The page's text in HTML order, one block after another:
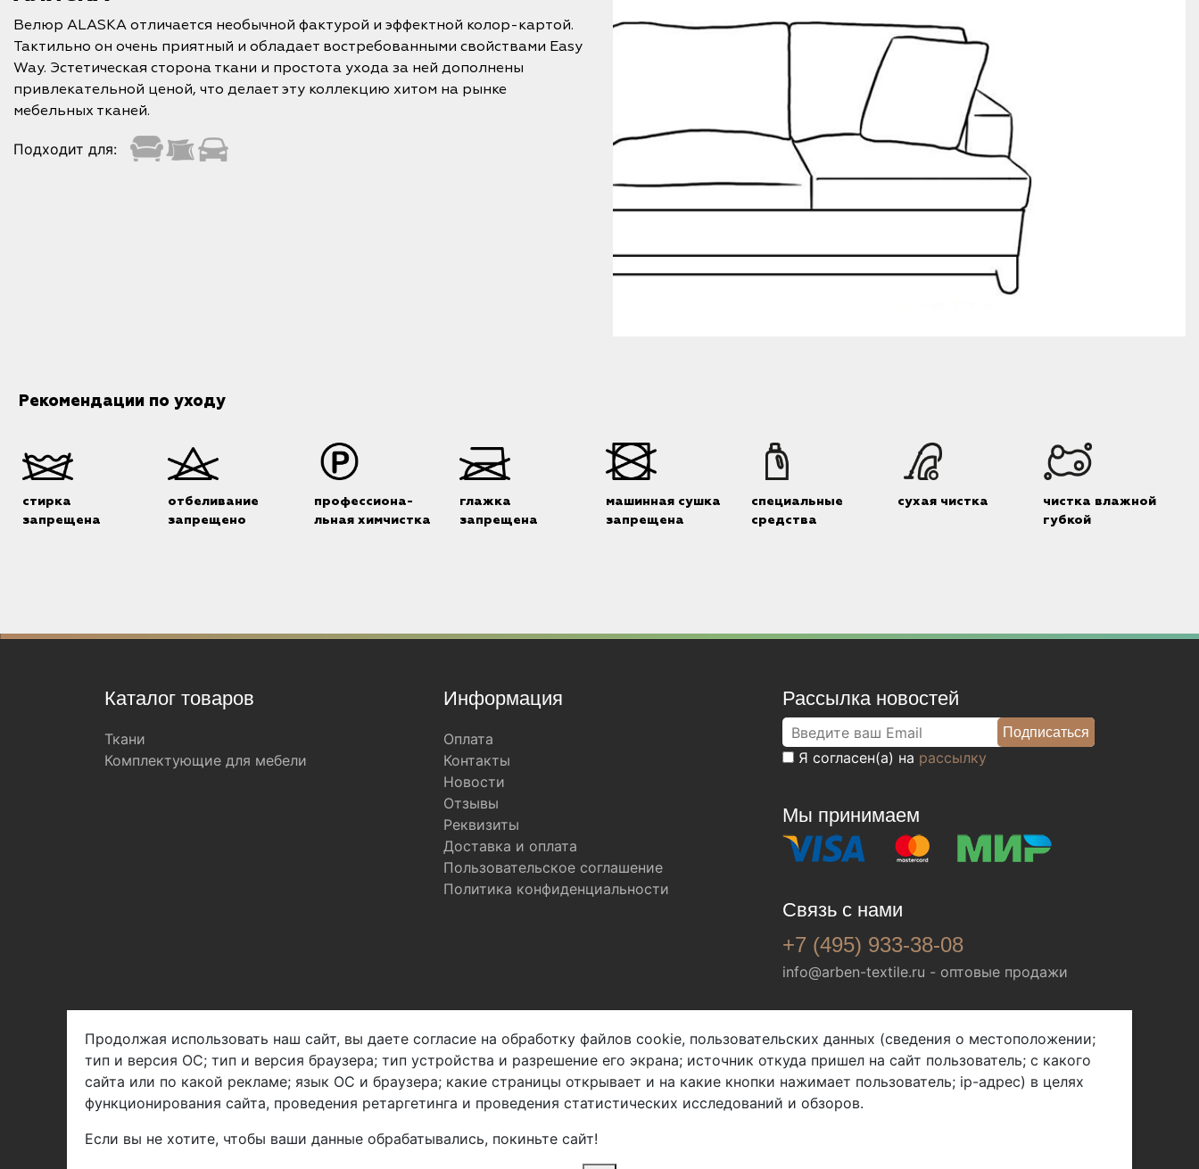
Велюр ALASKA отличается необычной фактурой и эффектной колор-картой.
Тактильно он очень приятный и обладает востребованными свойствами Easy
Way. Эстетическая сторона ткани и простота ухода за ней дополнены
привлекательной ценой, что делает эту коллекцию хитом на рынке
мебельных тканей.
Подходит для:
Рекомендации по уходу
стирка
запрещена
отбеливание
запрещено
профессиона-
льная химчистка
глажка
запрещена
машинная сушка
запрещена
специальные
средства
сухая чистка
чистка влажной
губкой
Каталог товаров
Ткани
Комплектующие для мебели
Информация
Оплата
Контакты
Новости
Отзывы
Реквизиты
Доставка и оплата
Пользовательское соглашение
Политика конфиденциальности
Рассылка новостей
Я согласен(а) на рассылку
Мы принимаем
Связь с нами
+7 (495) 933-38-08
info@arben-textile.ru - оптовые продажи
Арбен текстиль г. Щелково, пер.
1-й Советский д.25, владение 2.
Мы в соц. сетях
Продолжая использовать наш сайт, вы даете согласие на обработку файлов cookie, пользовательских данных (сведения о местоположении;
тип и версия ОС; тип и версия браузера; тип устройства и разрешение его экрана; источник откуда пришел на сайт пользователь; с какого
сайта или по какой рекламе; язык ОС и браузера; какие страницы открывает и на какие кнопки нажимает пользователь; ip-адрес) в целях
функционирования сайта, проведения ретаргетинга и проведения статистических исследований и обзоров.
Если вы не хотите, чтобы ваши данные обрабатывались, покиньте сайт!